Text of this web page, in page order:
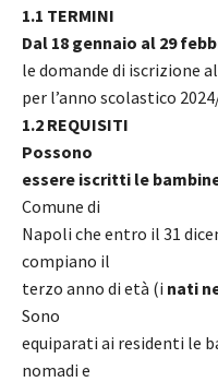
1.1 TERMINI
Dal 18 gennaio al 29
le domande di iscrizione
per l’anno scolastico
1.2 REQUISITI
Possono
essere iscritti le
Comune di
Napoli che entro il 31
compiano il
terzo anno di età (i nati
Sono
equiparati ai residenti le
nomadi e